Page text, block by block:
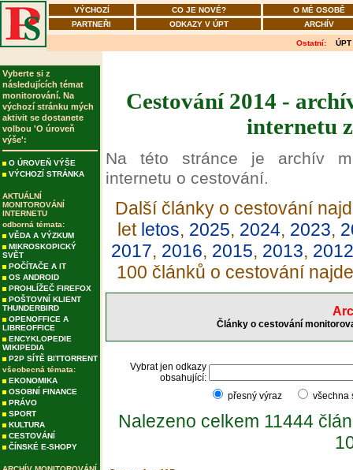
VÝCHOZÍ CO JE NOVÉ?
O MÉ OSOBĚ
PARTNEŘI
ODKAZY V ÚPT ARCHÍV
Ostatní: ÚPT
Vyberte si z
následujících témat
monitorování. Na
výchozí stránku mých
aktivit se dostanete
volbou 'O úroveň
výše':
O ÚROVEŇ VÝŠE
VÝCHOZÍ STRÁNKA
AKTUÁLNÍ
MONITOROVÁNÍ
INTERNETU
odborná témata:
VĚDA A VÝZKUM
MIKROSKOPICKÝ
SVĚT
POČÍTAČE A IT
OS ANDROID
PROHLÍŽEČ FIREFOX
POŠTOVNÍ KLIENT
THUNDERBIRD
OPENOFFICE A
LIBREOFFICE
ENCYKLOPEDIE
WIKIPEDIA
P2P SÍTĚ BITTORRENT
všeobecná témata:
EKONOMIKA
OSOBNÍ FINANCE
PRÁVO
SPORT
KULTURA
CESTOVÁNÍ
ČÍNSKÉ E-SHOPY
Cestování 2014 -
internetu
Na této stránce je archív
internetu o cestování.
Další články o cestování
let letos, 2025, 2024, 2023,
2017, 2016, 2015, 2013, 2012
100 článků o cestování
Články o cestování
Vybrat jen odkazy
obsahující:
přesný výraz
Nalezeno celkem 11444